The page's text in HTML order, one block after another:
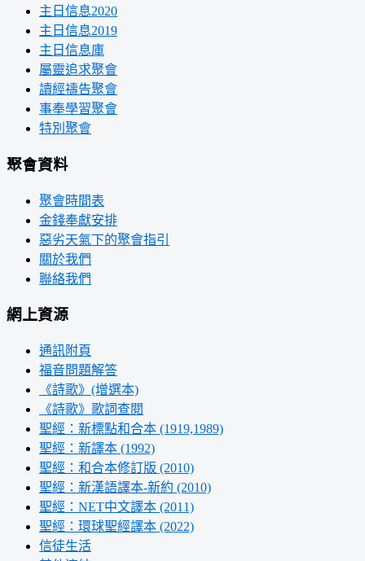
主日信息2020
主日信息2019
主日信息庫
屬靈追求聚會
讀經禱告聚會
事奉學習聚會
特別聚會
聚會資料
聚會時間表
金錢奉獻安排
惡劣天氣下的聚會指引
關於我們
聯絡我們
網上資源
通訊附頁
福音問題解答
《詩歌》(增選本)
《詩歌》歌詞查閱
聖經：新標點和合本 (1919,1989)
聖經：新譯本 (1992)
聖經：和合本修訂版 (2010)
聖經：新漢語譯本-新約 (2010)
聖經：NET中文譯本 (2011)
聖經：環球聖經譯本 (2022)
信徒生活